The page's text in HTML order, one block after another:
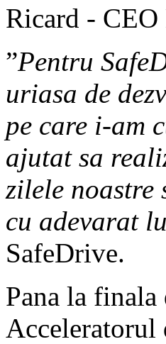
Ricard -
”Pentru
uriasa de
pe care i-am
ajutat sa
zilele noastre
cu adevarat
SafeDrive.
Pana la
Acceleratorul